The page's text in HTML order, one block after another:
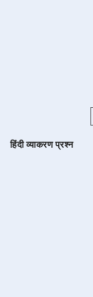
हिंदी व्याकरण प्रश्न